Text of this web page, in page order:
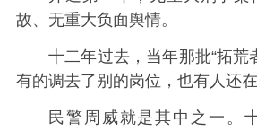
故、无重大负面舆情。
十二年过去，当年那批“拓荒
有的调去了别的岗位，也有人还在
民警周威就是其中之一。